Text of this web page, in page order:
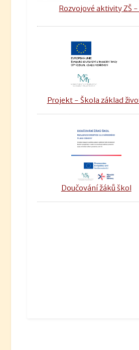
Rozvojové aktivity ZŠ
Projekt - Škola základ
Doučování žáků škol